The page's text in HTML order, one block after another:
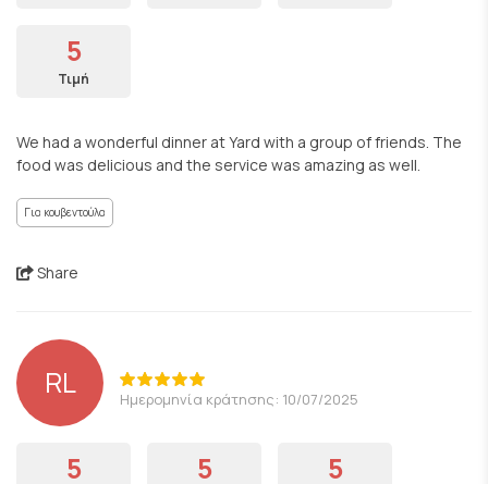
5
Τιμή
We had a wonderful dinner at Yard with a group of friends. The
food was delicious and the service was amazing as well.
Για κουβεντούλα
Share
RL Ημερομηνία κράτησης: 10/07/2025
5 5 5